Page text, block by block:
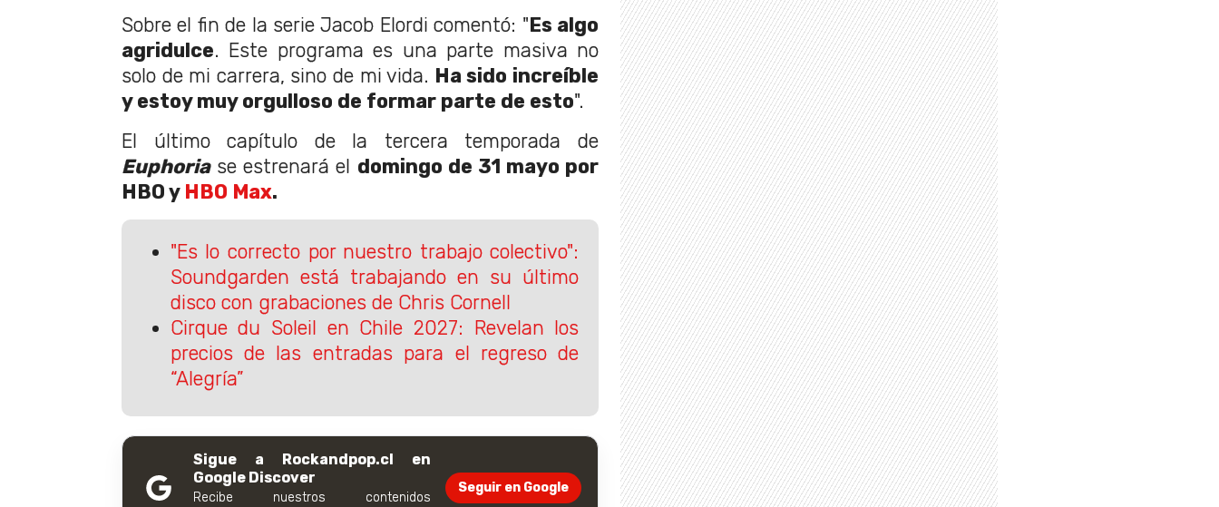
Sobre el fin de la serie Jacob Elordi comentó: "Es algo
agridulce. Este programa es una parte masiva no
solo de mi carrera, sino de mi vida. Ha sido increíble
y estoy muy orgulloso de formar parte de esto".
El último capítulo de la tercera temporada de
Euphoria se estrenará el domingo de 31 mayo por
HBO y HBO Max.
"Es lo correcto por nuestro trabajo colectivo":
Soundgarden está trabajando en su último
disco con grabaciones de Chris Cornell
Cirque du Soleil en Chile 2027: Revelan los
precios de las entradas para el regreso de
“Alegría”
Sigue a Rockandpop.cl en
Google Discover
Recibe nuestros contenidos
Seguir en Google